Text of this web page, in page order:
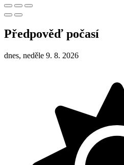
Předpověď počasí
dnes, neděle 9. 8. 2026